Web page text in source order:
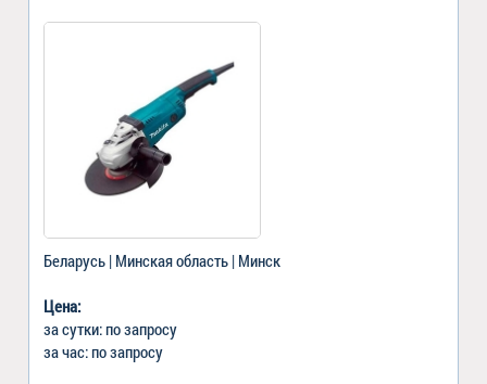
Беларусь | Минская область | Минск
Цена:
за сутки: по запросу
за час: по запросу